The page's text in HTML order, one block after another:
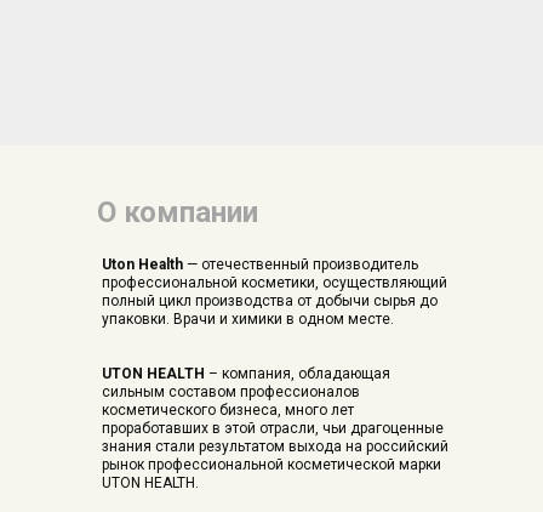
О компании
Uton Health — отечественный производитель
профессиональной косметики, осуществляющий
полный цикл производства от добычи сырья до
упаковки. Врачи и химики в одном месте.
UTON HEALTH – компания, обладающая
сильным составом профессионалов
косметического бизнеса, много лет
проработавших в этой отрасли, чьи драгоценные
знания стали результатом выхода на российский
рынок профессиональной косметической марки
UTON HEALTH.